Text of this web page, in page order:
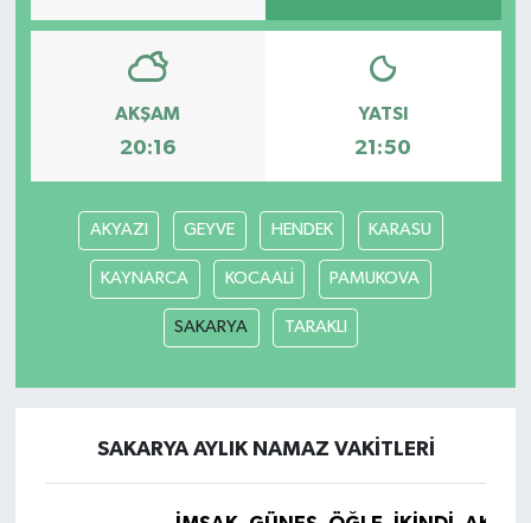
AKŞAM
20:16
YATSI
21:50
AKYAZI GEYVE HENDEK KARASU
KAYNARCA KOCAALİ PAMUKOVA
SAKARYA TARAKLI
SAKARYA AYLIK NAMAZ VAKITLERI
SİYASET
SPOR
TARİH
TEKNOLOJİ